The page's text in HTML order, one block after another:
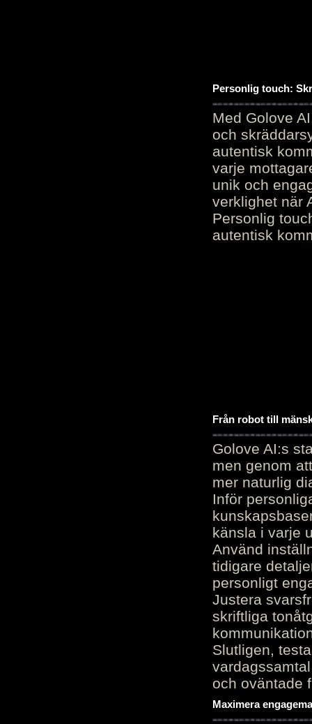
Personlig touch:
Med Golove
och
autentisk
varje
unik och
verklighet när
Personlig
autentisk
Från robot till
Golove AI:s
men genom
mer naturlig
Inför
känsla i varje
Använd
tidigare
personligt
Justera
skriftliga
Slutligen,
och oväntade
Maximera